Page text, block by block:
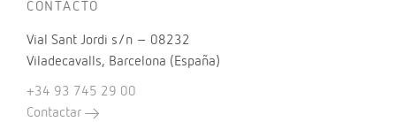
CONTACTO
Vial Sant Jordi s/n – 08232
Viladecavalls, Barcelona (España)
+34 93 745 29 00
Contactar